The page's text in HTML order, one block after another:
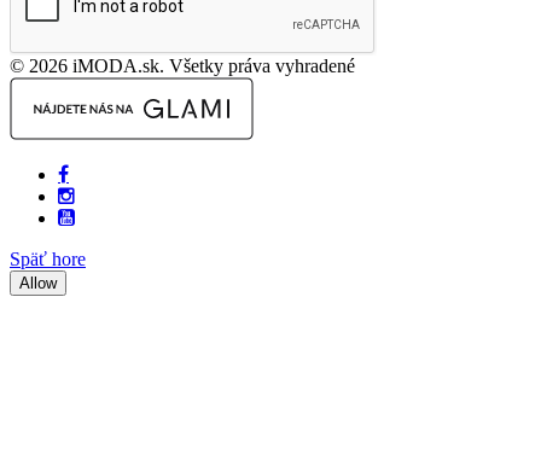
© 2026 iMODA.sk. Všetky práva vyhradené
Späť hore
Allow